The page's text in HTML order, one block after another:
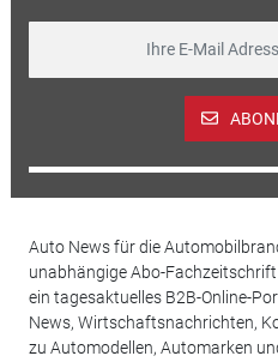
Auto News für die
unabhängige Abo-
ein tagesaktuelles B2B-Online-
News, Wirtschaftsnachrichten,
zu Automodellen, Automarken